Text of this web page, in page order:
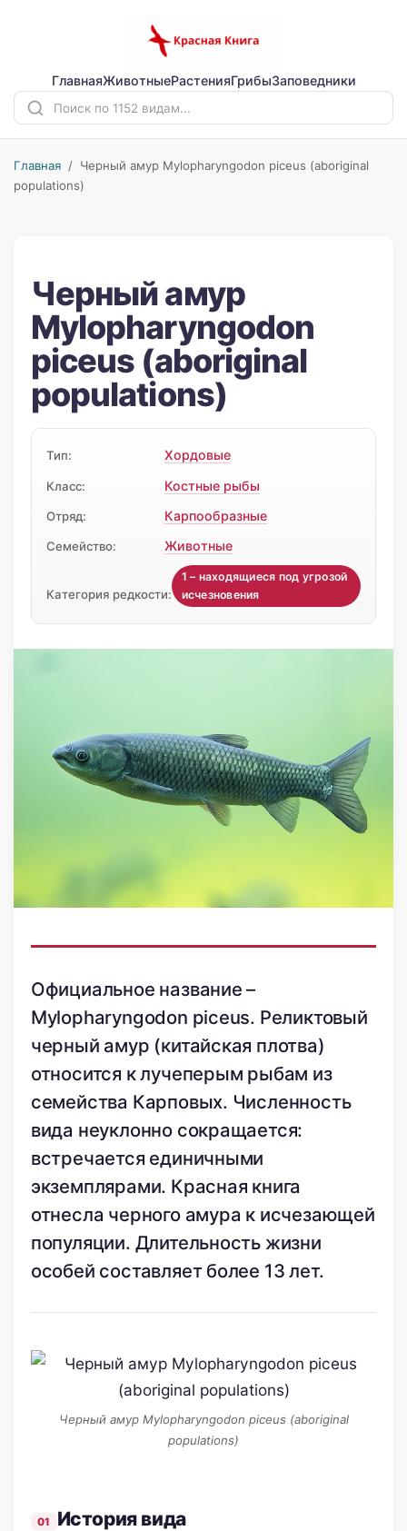
ГлавнаяЖивотныеРастенияГрибыЗаповедники
Главная / Черный амур Mylopharyngodon piceus (aboriginal
populations)
Черный амур
Mylopharyngodon
piceus (aboriginal
populations)
Тип: Хордовые
Класс: Костные рыбы
Отряд: Карпообразные
Семейство: Животные
Категория редкости:
1 – находящиеся под угрозой
исчезновения
Официальное название –
Mylopharyngodon piceus. Реликтовый
черный амур (китайская плотва)
относится к лучеперым рыбам из
семейства Карповых. Численность
вида неуклонно сокращается:
встречается единичными
экземплярами. Красная книга
отнесла черного амура к исчезающей
популяции. Длительность жизни
особей составляет более 13 лет.
Черный амур Mylopharyngodon piceus (aboriginal
populations)
История вида